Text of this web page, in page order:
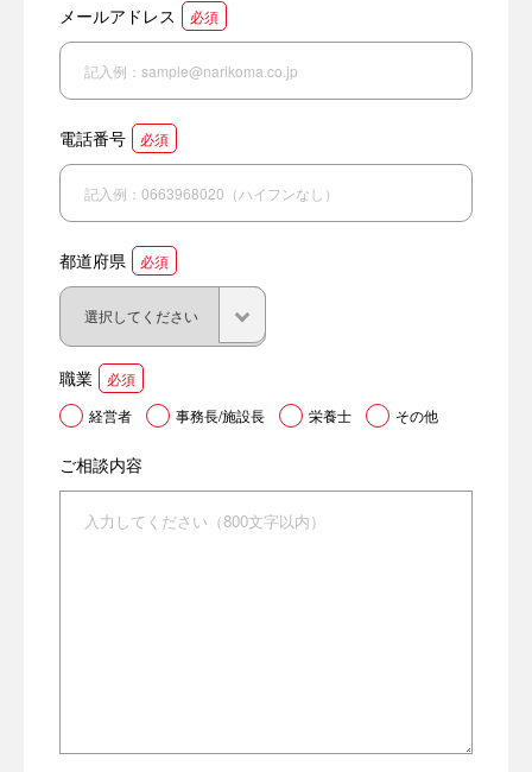
メールアドレス 必須
電話番号 必須
都道府県 必須
職業
必須
経営者
事務長/施設長 栄養士 その他
ご相談内容